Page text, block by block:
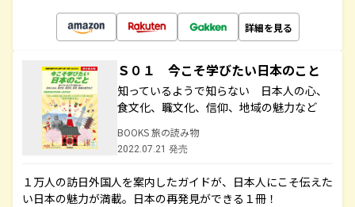
詳細を見る
Ｓ０１ 今こそ学びたい日本のこと
知っているようで知らない 日本人の心、
食文化、職文化、信仰、地域の魅力など
BOOKS 旅の読み物
2022.07.21 発売
１万人の訪日外国人を案内したガイドが、日本人にこそ伝えた
い日本の魅力が満載。日本の再発見ができる１冊！